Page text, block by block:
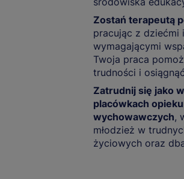
Zostań terapeutą
pracując z dziećmi
wymagającymi
Twoja praca
trudności i
Zatrudnij się jako
placówkach
wychowawczych,
młodzież w
życiowych oraz